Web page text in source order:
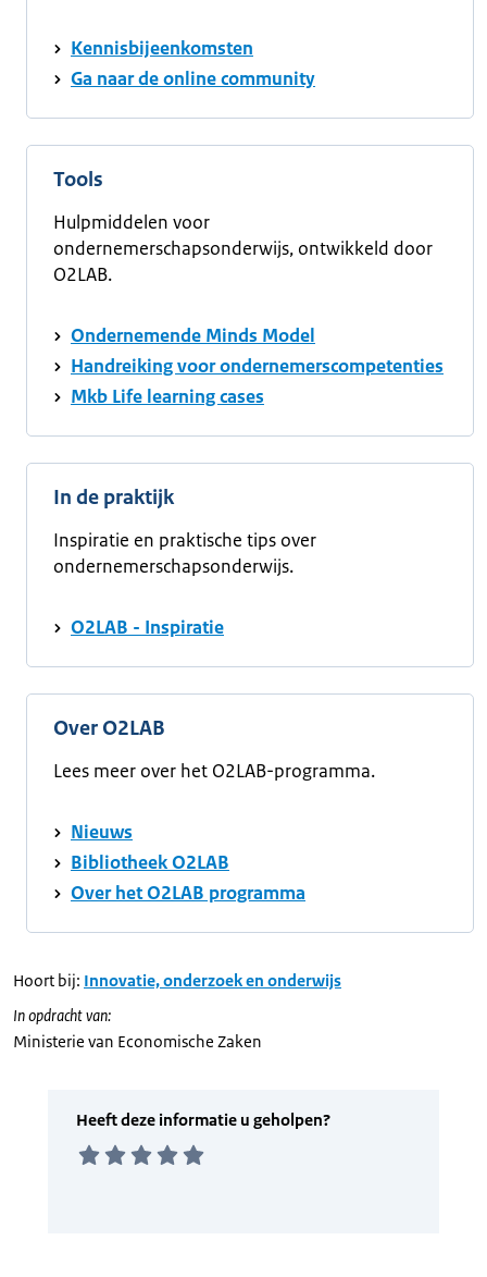
Kennisbijeenkomsten
Ga naar de online community
Tools
Hulpmiddelen voor
ondernemerschapsonderwijs, ontwikkeld door
O2LAB.
Ondernemende Minds Model
Handreiking voor ondernemerscompetenties
Mkb Life learning cases
In de praktijk
Inspiratie en praktische tips over
ondernemerschapsonderwijs.
O2LAB - Inspiratie
Over O2LAB
Lees meer over het O2LAB-programma.
Nieuws
Bibliotheek O2LAB
Over het O2LAB programma
Hoort bij: Innovatie, onderzoek en onderwijs
In opdracht van:
Ministerie van Economische Zaken